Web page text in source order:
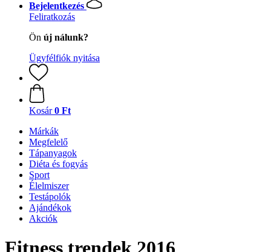
Bejelentkezés
Feliratkozás
Ön új nálunk?
Ügyfélfiók nyitása
Kosár 0 Ft
Márkák
Megfelelő
Tápanyagok
Diéta és fogyás
Sport
Élelmiszer
Testápolók
Ajándékok
Akciók